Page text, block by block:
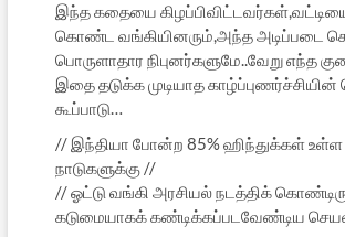
இந்த கதையை
கொண்ட வங்கியினரும்,அந்த அடிப்படை
பொருளாதார நிபுனர்களுமே..வேறு எந்த
இதை தடுக்க முடியாத
கூப்பாடு…
// இந்தியா போன்ற 85% ஹிந்துக்கள் உள்ள
நாடுகளுக்கு //
// ஓட்டு வங்கி அரசியல் நடத்திக்
கடுமையாகக் கண்டிக்கப்படவேண்டிய